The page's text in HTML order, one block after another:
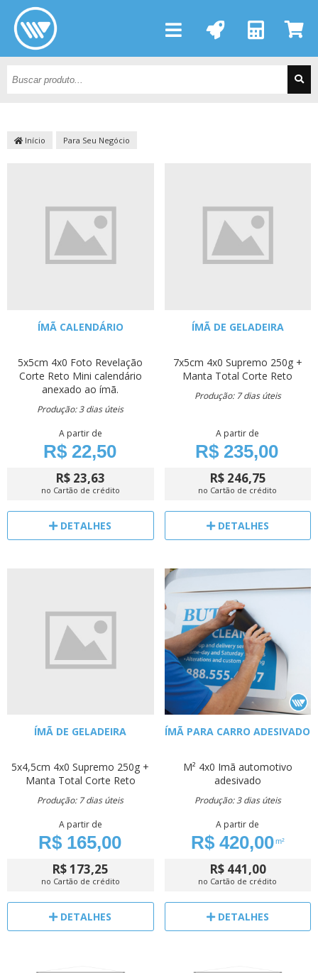
Início Para Seu Negócio
ÍMÃ CALENDÁRIO
5x5cm 4x0 Foto Revelação
Corte Reto Mini calendário
anexado ao ímã.
Produção: 3 dias úteis
A partir de
R$ 22,50
R$ 23,63
no Cartão de crédito
DETALHES
ÍMÃ DE GELADEIRA
7x5cm 4x0 Supremo 250g +
Manta Total Corte Reto
Produção: 7 dias úteis
A partir de
R$ 235,00
R$ 246,75
no Cartão de crédito
DETALHES
ÍMÃ DE GELADEIRA
5x4,5cm 4x0 Supremo 250g +
Manta Total Corte Reto
Produção: 7 dias úteis
A partir de
R$ 165,00
R$ 173,25
no Cartão de crédito
DETALHES
ÍMÃ PARA CARRO ADESIVADO
M² 4x0 Imã automotivo
adesivado
Produção: 3 dias úteis
A partir de
R$ 420,00m²
R$ 441,00
no Cartão de crédito
DETALHES